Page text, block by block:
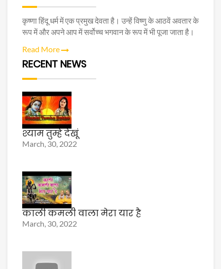
कृष्णा हिंदू धर्म में एक प्रमुख देवता है। उन्हें विष्णु के आठवें अवतार के
रूप में और अपने आप में सर्वोच्च भगवान के रूप में भी पूजा जाता है।
Read More
RECENT NEWS
श्याम तुम्हे देखूं
March, 30, 2022
काली कमली वाला मेरा यार है
March, 30, 2022